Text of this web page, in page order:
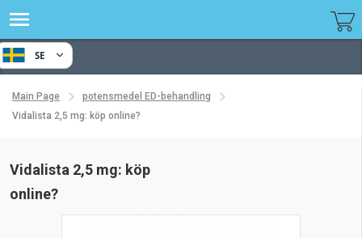
SE
Main Page
potensmedel ED-behandling
Vidalista 2,5 mg: köp online?
Vidalista 2,5 mg: köp
online?